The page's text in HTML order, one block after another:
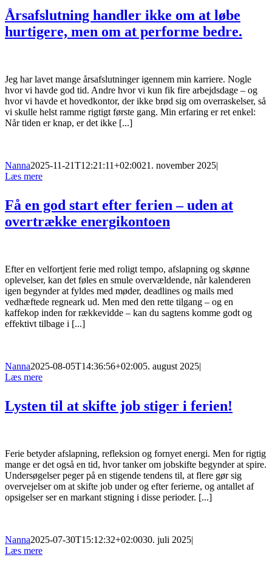
Årsafslutning handler ikke om at løbe
hurtigere, men om at performe bedre.
Jeg har lavet mange årsafslutninger igennem min karriere. Nogle
hvor vi havde god tid. Andre hvor vi kun fik fire arbejdsdage – og
hvor vi havde et hovedkontor, der ikke brød sig om overraskelser, så
vi skulle helst ramme rigtigt første gang. Min erfaring er ret enkel:
Når tiden er knap, er det ikke [...]
Nanna2025-11-21T12:21:11+02:0021. november 2025|
Læs mere
Få en god start efter ferien – uden at
overtrække energikontoen
Efter en velfortjent ferie med roligt tempo, afslapning og skønne
oplevelser, kan det føles en smule overvældende, når kalenderen
igen begynder at fyldes med møder, deadlines og mails med
vedhæftede regneark ud. Men med den rette tilgang – og en
kaffekop inden for rækkevidde – kan du sagtens komme godt og
effektivt tilbage i [...]
Nanna2025-08-05T14:36:56+02:005. august 2025|
Læs mere
Lysten til at skifte job stiger i ferien!
Ferie betyder afslapning, refleksion og fornyet energi. Men for rigtig
mange er det også en tid, hvor tanker om jobskifte begynder at spire.
Undersøgelser peger på en stigende tendens til, at flere gør sig
overvejelser om at skifte job under og efter ferierne, og antallet af
opsigelser ser en markant stigning i disse perioder. [...]
Nanna2025-07-30T15:12:32+02:0030. juli 2025|
Læs mere